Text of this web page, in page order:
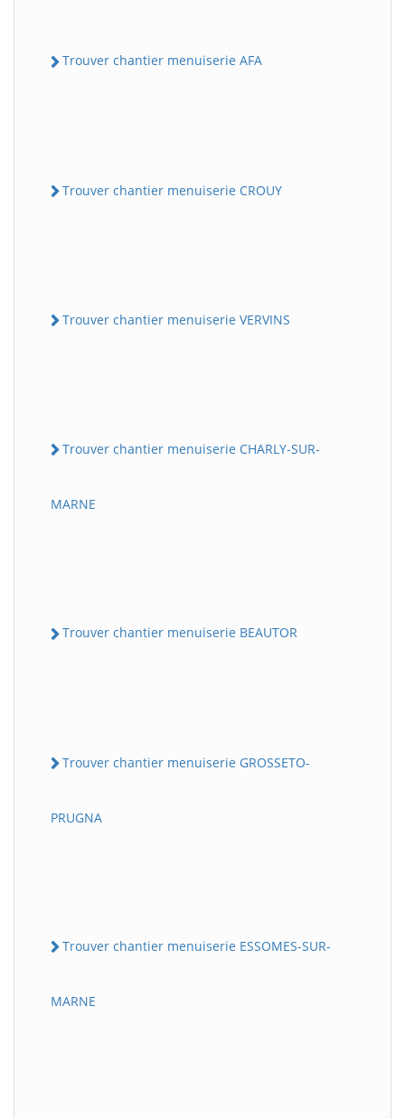
Trouver chantier menuiserie AFA
Trouver chantier menuiserie CROUY
Trouver chantier menuiserie VERVINS
Trouver chantier menuiserie CHARLY-SUR-
MARNE
Trouver chantier menuiserie BEAUTOR
Trouver chantier menuiserie GROSSETO-
PRUGNA
Trouver chantier menuiserie ESSOMES-SUR-
MARNE